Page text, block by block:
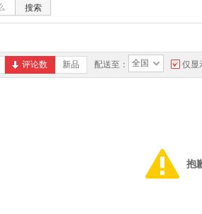
搜索
评论数 新品 配送至： 全国 仅显
抱